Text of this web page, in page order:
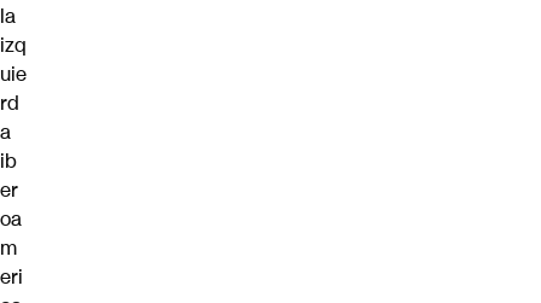
la
izq
uie
rd
a
ib
er
oa
m
eri